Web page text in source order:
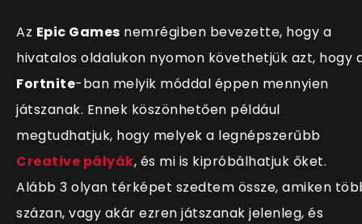
Az Epic Games nemrégiben bevezette, hogy a
hivatalos oldalukon nyomon követhetjük azt, hogy
Fortnite-ban melyik móddal éppen mennyien
játszanak. Ennek köszönhetően például
megtudhatjuk, hogy melyek a legnépszerűbb
Creative pályák, és mi is kipróbálhatjuk őket.
Alább 3 olyan térképet szedtem össze, amiken
százan, vagy akár ezren játszanak jelenleg, és